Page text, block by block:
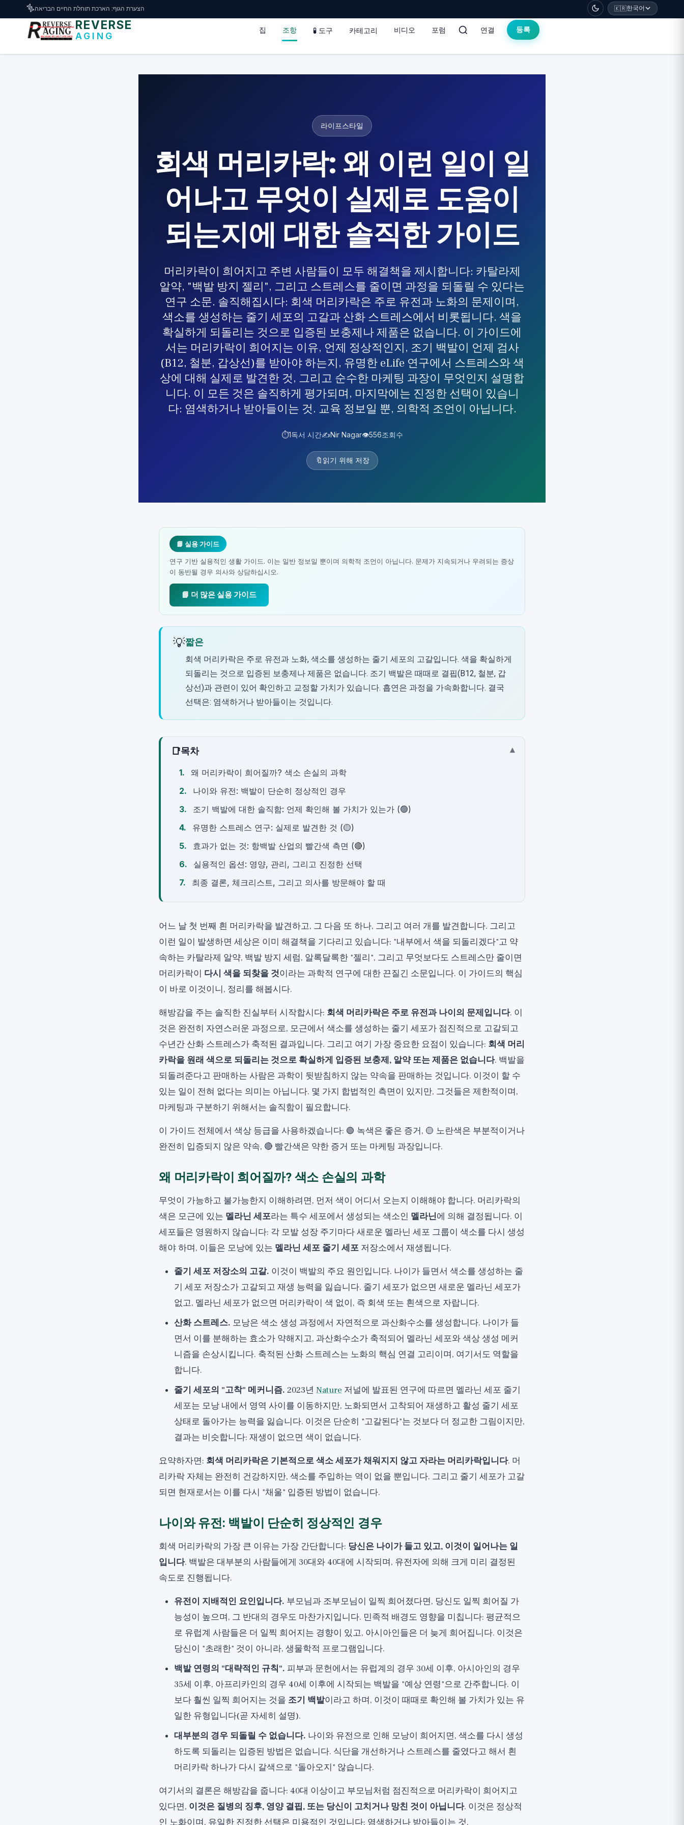
דלג לתוכן הראשי
🧬הצערת הגוף: הארכת תוחלת החיים הבריאה 🇰🇷한국어
REVERSE
AGING
집 조항 🧪 도구 카테고리 비디오 포럼 연결 등록
라이프스타일
회색 머리카락: 왜 이런 일이 일
어나고 무엇이 실제로 도움이
되는지에 대한 솔직한 가이드
머리카락이 희어지고 주변 사람들이 모두 해결책을 제시합니다: 카탈라제
알약, "백발 방지 젤리", 그리고 스트레스를 줄이면 과정을 되돌릴 수 있다는
연구 소문. 솔직해집시다: 회색 머리카락은 주로 유전과 노화의 문제이며,
색소를 생성하는 줄기 세포의 고갈과 산화 스트레스에서 비롯됩니다. 색을
확실하게 되돌리는 것으로 입증된 보충제나 제품은 없습니다. 이 가이드에
서는 머리카락이 희어지는 이유, 언제 정상적인지, 조기 백발이 언제 검사
(B12, 철분, 갑상선)를 받아야 하는지, 유명한 eLife 연구에서 스트레스와 색
상에 대해 실제로 발견한 것, 그리고 순수한 마케팅 과장이 무엇인지 설명합
니다. 이 모든 것은 솔직하게 평가되며, 마지막에는 진정한 선택이 있습니
다: 염색하거나 받아들이는 것. 교육 정보일 뿐, 의학적 조언이 아닙니다.
⏱️1독서 시간✍️Nir Nagar👁️556조회수
🔖 읽기 위해 저장
📘 실용 가이드
연구 기반 실용적인 생활 가이드. 이는 일반 정보일 뿐이며 의학적 조언이 아닙니다. 문제가 지속되거나 우려되는 증상
이 동반될 경우 의사와 상담하십시오.
📘 더 많은 실용 가이드
💡짧은
회색 머리카락은 주로 유전과 노화, 색소를 생성하는 줄기 세포의 고갈입니다. 색을 확실하게
되돌리는 것으로 입증된 보충제나 제품은 없습니다. 조기 백발은 때때로 결핍(B12, 철분, 갑
상선)과 관련이 있어 확인하고 교정할 가치가 있습니다. 흡연은 과정을 가속화합니다. 결국
선택은: 염색하거나 받아들이는 것입니다.
📑목차 ▾
왜 머리카락이 희어질까? 색소 손실의 과학
나이와 유전: 백발이 단순히 정상적인 경우
조기 백발에 대한 솔직함: 언제 확인해 볼 가치가 있는가 (🟢)
유명한 스트레스 연구: 실제로 발견한 것 (🟡)
효과가 없는 것: 항백발 산업의 빨간색 측면 (🔴)
실용적인 옵션: 영양, 관리, 그리고 진정한 선택
최종 결론, 체크리스트, 그리고 의사를 방문해야 할 때
어느 날 첫 번째 흰 머리카락을 발견하고, 그 다음 또 하나, 그리고 여러 개를 발견합니다. 그리고
이런 일이 발생하면 세상은 이미 해결책을 기다리고 있습니다: "내부에서 색을 되돌리겠다"고 약
속하는 카탈라제 알약, 백발 방지 세럼, 알록달록한 "젤리", 그리고 무엇보다도 스트레스만 줄이면
머리카락이 다시 색을 되찾을 것이라는 과학적 연구에 대한 끈질긴 소문입니다. 이 가이드의 핵심
이 바로 이것이니, 정리를 해봅시다.
해방감을 주는 솔직한 진실부터 시작합시다: 회색 머리카락은 주로 유전과 나이의 문제입니다. 이
것은 완전히 자연스러운 과정으로, 모근에서 색소를 생성하는 줄기 세포가 점진적으로 고갈되고
수년간 산화 스트레스가 축적된 결과입니다. 그리고 여기 가장 중요한 요점이 있습니다: 회색 머리
카락을 원래 색으로 되돌리는 것으로 확실하게 입증된 보충제, 알약 또는 제품은 없습니다. 백발을
되돌려준다고 판매하는 사람은 과학이 뒷받침하지 않는 약속을 판매하는 것입니다. 이것이 할 수
있는 일이 전혀 없다는 의미는 아닙니다. 몇 가지 합법적인 측면이 있지만, 그것들은 제한적이며,
마케팅과 구분하기 위해서는 솔직함이 필요합니다.
이 가이드 전체에서 색상 등급을 사용하겠습니다: 🟢 녹색은 좋은 증거, 🟡 노란색은 부분적이거나
완전히 입증되지 않은 약속, 🔴 빨간색은 약한 증거 또는 마케팅 과장입니다.
왜 머리카락이 희어질까? 색소 손실의 과학
무엇이 가능하고 불가능한지 이해하려면, 먼저 색이 어디서 오는지 이해해야 합니다. 머리카락의
색은 모근에 있는 멜라닌 세포라는 특수 세포에서 생성되는 색소인 멜라닌에 의해 결정됩니다. 이
세포들은 영원하지 않습니다: 각 모발 성장 주기마다 새로운 멜라닌 세포 그룹이 색소를 다시 생성
해야 하며, 이들은 모낭에 있는 멜라닌 세포 줄기 세포 저장소에서 재생됩니다.
줄기 세포 저장소의 고갈. 이것이 백발의 주요 원인입니다. 나이가 들면서 색소를 생성하는 줄
기 세포 저장소가 고갈되고 재생 능력을 잃습니다. 줄기 세포가 없으면 새로운 멜라닌 세포가
없고, 멜라닌 세포가 없으면 머리카락이 색 없이, 즉 회색 또는 흰색으로 자랍니다.
산화 스트레스. 모낭은 색소 생성 과정에서 자연적으로 과산화수소를 생성합니다. 나이가 들
면서 이를 분해하는 효소가 약해지고, 과산화수소가 축적되어 멜라닌 세포와 색상 생성 메커
니즘을 손상시킵니다. 축적된 산화 스트레스는 노화의 핵심 연결 고리이며, 여기서도 역할을
합니다.
줄기 세포의 "고착" 메커니즘. 2023년 Nature 저널에 발표된 연구에 따르면 멜라닌 세포 줄기
세포는 모낭 내에서 영역 사이를 이동하지만, 노화되면서 고착되어 재생하고 활성 줄기 세포
상태로 돌아가는 능력을 잃습니다. 이것은 단순히 "고갈된다"는 것보다 더 정교한 그림이지만,
결과는 비슷합니다: 재생이 없으면 색이 없습니다.
요약하자면: 회색 머리카락은 기본적으로 색소 세포가 채워지지 않고 자라는 머리카락입니다. 머
리카락 자체는 완전히 건강하지만, 색소를 주입하는 역이 없을 뿐입니다. 그리고 줄기 세포가 고갈
되면 현재로서는 이를 다시 "채울" 입증된 방법이 없습니다.
나이와 유전: 백발이 단순히 정상적인 경우
회색 머리카락의 가장 큰 이유는 가장 간단합니다: 당신은 나이가 들고 있고, 이것이 일어나는 일
입니다. 백발은 대부분의 사람들에게 30대와 40대에 시작되며, 유전자에 의해 크게 미리 결정된
속도로 진행됩니다.
유전이 지배적인 요인입니다. 부모님과 조부모님이 일찍 희어졌다면, 당신도 일찍 희어질 가
능성이 높으며, 그 반대의 경우도 마찬가지입니다. 민족적 배경도 영향을 미칩니다: 평균적으
로 유럽계 사람들은 더 일찍 희어지는 경향이 있고, 아시아인들은 더 늦게 희어집니다. 이것은
당신이 "초래한" 것이 아니라, 생물학적 프로그램입니다.
백발 연령의 "대략적인 규칙". 피부과 문헌에서는 유럽계의 경우 30세 이후, 아시아인의 경우
35세 이후, 아프리카인의 경우 40세 이후에 시작되는 백발을 "예상 연령"으로 간주합니다. 이
보다 훨씬 일찍 희어지는 것을 조기 백발이라고 하며, 이것이 때때로 확인해 볼 가치가 있는 유
일한 유형입니다(곧 자세히 설명).
대부분의 경우 되돌릴 수 없습니다. 나이와 유전으로 인해 모낭이 희어지면, 색소를 다시 생성
하도록 되돌리는 입증된 방법은 없습니다. 식단을 개선하거나 스트레스를 줄였다고 해서 흰
머리카락 하나가 다시 갈색으로 "돌아오지" 않습니다.
여기서의 결론은 해방감을 줍니다: 40대 이상이고 부모님처럼 점진적으로 머리카락이 희어지고
있다면, 이것은 질병의 징후, 영양 결핍, 또는 당신이 고치거나 망친 것이 아닙니다. 이것은 정상적
인 노화이며, 유일한 진정한 선택은 미용적인 것입니다: 염색하거나 받아들이는 것.